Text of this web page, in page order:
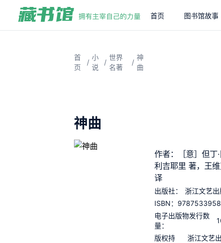
首页 图书馆故事
首
页
/
小
说
/
世界
名著
/
神
曲
神曲
作者：［意］但丁
利吉耶里 著，王
译
出版社：
浙江文艺
ISBN：
电子出版物发行数
量：
版权持
浙江文艺